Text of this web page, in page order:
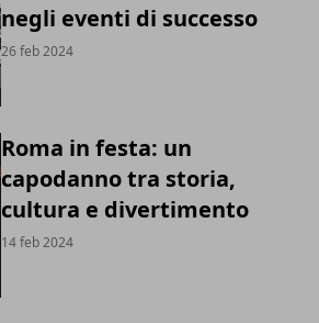
negli eventi di successo
26 feb 2024
Roma in festa: un
capodanno tra storia,
cultura e divertimento
14 feb 2024